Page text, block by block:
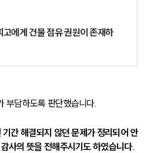
에게 건물 점유 권원이 존재하
부담하도록 판단했습니다.
간 해결되지 않던 문제가 정리되어 안
사의 뜻을 전해주시기도 하였습니다.